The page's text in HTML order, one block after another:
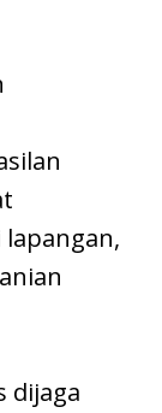
dijaga